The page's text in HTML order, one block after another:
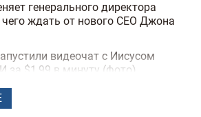
генерального директора
ждать от нового CEO Джона
видеочат с Иисусом
за $1,99 в минуту (фото)
ИИ-клона Марка Цукерберга
компании